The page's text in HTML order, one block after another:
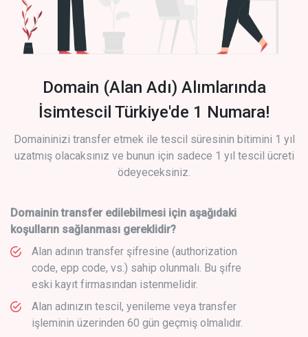
Domain (Alan Adı) Alımlarında
İsimtescil Türkiye'de 1 Numara!
Domaininizi transfer etmek ile tescil süresinin bitimini 1 yıl
uzatmış olacaksınız ve bunun için sadece 1 yıl tescil ücreti
ödeyeceksiniz.
Domainin transfer edilebilmesi için aşağıdaki
koşulların sağlanması gereklidir?
Alan adının transfer şifresine (authorization
code, epp code, vs.) sahip olunmalı. Bu şifre
eski kayıt firmasından istenmelidir.
Alan adınızın tescil, yenileme veya transfer
işleminin üzerinden 60 gün geçmiş olmalıdır.